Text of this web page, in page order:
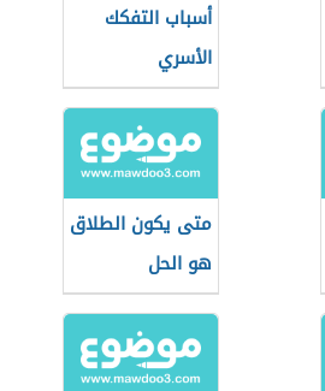
أسباب التفكك
الأسري
متى يكون الطلاق
هو الحل